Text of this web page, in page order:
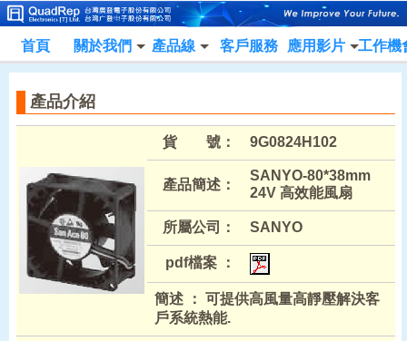
首頁 關於我們 產品線 客戶服務 應用影片 工作機
產品介紹
貨 號： 9G0824H102
產品簡述：
SANYO-80*38mm
24V 高效能風扇
所屬公司： SANYO
pdf檔案 ：
簡述 ： 可提供高風量高靜壓解決客
戶系統熱能.